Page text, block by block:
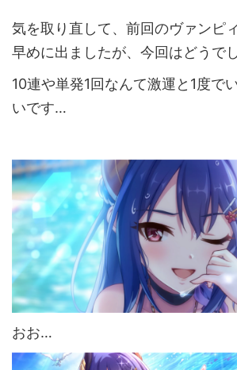
気を取り直して、前回のヴァンピ
早めに出ましたが、今回はどうで
10連や単発1回なんて激運と1度で
いです…
おお…